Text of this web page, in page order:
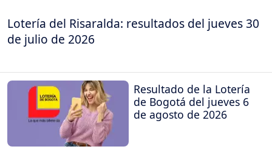
Lotería del Risaralda: resultados del jueves 30
de julio de 2026
Resultado de la Lotería
de Bogotá del jueves 6
de agosto de 2026